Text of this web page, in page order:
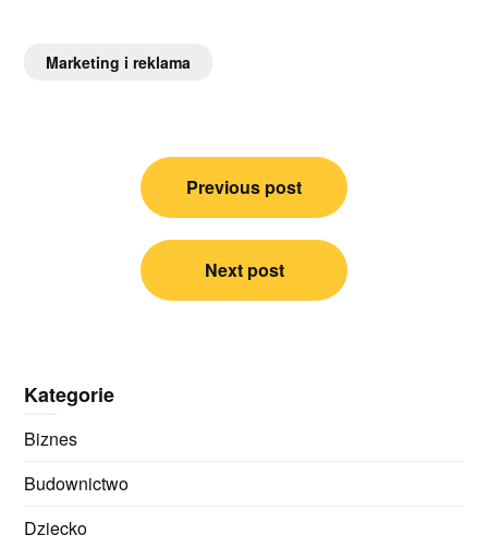
Marketing i reklama
Nawigacja
Previous post
Next post
Kategorie
Biznes
Budownictwo
Dziecko